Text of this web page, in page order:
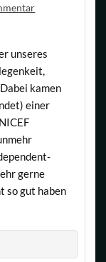
unseres
kamen
einer
gerne
so gut haben